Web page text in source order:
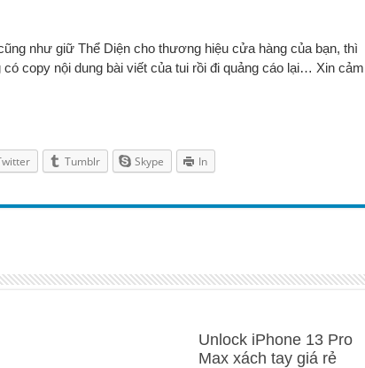
như giữ Thể Diện cho thương hiệu cửa hàng của bạn, thì
copy nội dung bài viết của tui rồi đi quảng cáo lại… Xin cảm
Tumblr Skype In
Unlock iPhone 13 Pro
Max xách tay giá rẻ